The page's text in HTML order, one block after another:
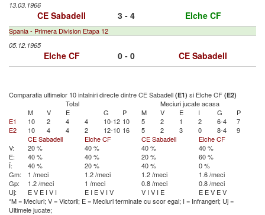
13.03.1966
CE Sabadell 3 - 4 Elche CF
Spania - Primera Division Etapa 12
05.12.1965
Elche CF 0 - 0 CE Sabadell
Comparatia ultimelor 10 intalniri directe dintre CE Sabadell (E1) si Elche CF (E2)
Total
Meciuri jucate acasa
M
V E G P M V E I G
P
E1
10 2 4 4 10-12 10 5 2 1 2 6-4
7
E2
10 4 4 2 12-10 16 5 2 3 0 8-4
9
CE Sabadell
Elche CF CE Sabadell
Elche CF
V:
20 % 40 % 40 %
40 %
E:
40 % 40 % 20 %
60 %
Î:
40 % 20 % 40 %
0 %
Gm:
1 /meci 1.2 /meci 1.2 /meci
1.6 /meci
Gp:
1.2 /meci 1 /meci 0.8 /meci
0.8 /meci
Uj:
EV E I V I E I EV I V V I V I E E EV EV
*M = Meciuri; V = Victorii; E = Meciuri terminate cu scor egal; I = Infrangeri; Uj =
Ultimele jucate;